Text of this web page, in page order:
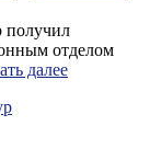
получил
отделом
далее